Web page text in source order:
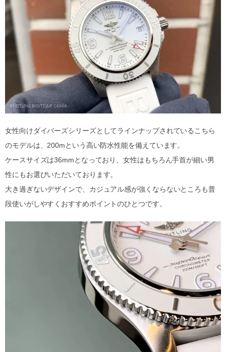
女性向けダイバーズシリーズとしてラインナップされているこちら
のモデルは、200mという高い防水性能を備えています。
ケースサイズは36mmとなっており、女性はもちろん手首が細い男
性にもお選びいただいております。
大き過ぎないデザインで、カジュアル感が強くならないところも普
段使いがしやすくおすすめポイントのひとつです。